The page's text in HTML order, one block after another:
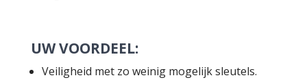
UW VOORDEEL:
Veiligheid met zo weinig mogelijk sleutels.